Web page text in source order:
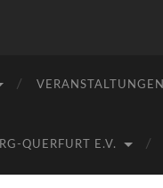
VERANSTALTUNGEN
QUERFURT E.V.